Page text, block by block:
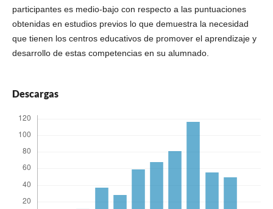
participantes es medio-bajo con respecto a las puntuaciones
obtenidas en estudios previos lo que demuestra la necesidad
que tienen los centros educativos de promover el aprendizaje y
desarrollo de estas competencias en su alumnado.
Descargas